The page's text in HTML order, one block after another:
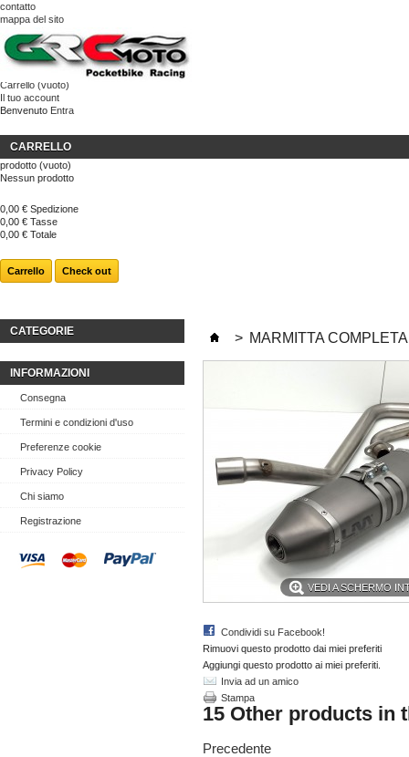
contatto
mappa del sito
Carrello (vuoto)
Il tuo account
Benvenuto Entra
CARRELLO
prodotto (vuoto)
Nessun prodotto
0,00 € Spedizione
0,00 € Tasse
0,00 € Totale
Carrello Check out
CATEGORIE
INFORMAZIONI
Consegna
Termini e condizioni d'uso
Preferenze cookie
Privacy Policy
Chi siamo
Registrazione
> MARMITTA
VEDI A SCHERMO
Condividi su Facebook!
Rimuovi questo prodotto dai miei preferiti
Aggiungi questo prodotto ai miei preferiti.
Invia ad un amico
Stampa
15 Other products in
Precedente